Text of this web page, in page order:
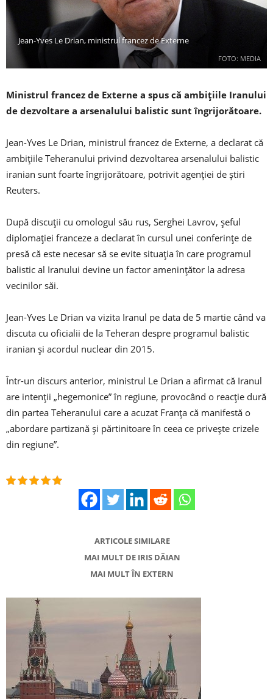
FOTO: MEDIA
Jean-Yves Le Drian, ministrul francez de Externe
Ministrul francez de Externe a spus că ambiţiile Iranului
de dezvoltare a arsenalului balistic sunt îngrijorătoare.
Jean-Yves Le Drian, ministrul francez de Externe, a declarat că
ambiţiile Teheranului privind dezvoltarea arsenalului balistic
iranian sunt foarte îngrijorătoare, potrivit agenţiei de ştiri
Reuters.
După discuţii cu omologul său rus, Serghei Lavrov, șeful
diplomației franceze a declarat în cursul unei conferinţe de
presă că este necesar să se evite situaţia în care programul
balistic al Iranului devine un factor ameninţător la adresa
vecinilor săi.
Jean-Yves Le Drian va vizita Iranul pe data de 5 martie când va
discuta cu oficialii de la Teheran despre programul balistic
iranian şi acordul nuclear din 2015.
Într-un discurs anterior, ministrul Le Drian a afirmat că Iranul
are intenţii „hegemonice” în regiune, provocând o reacţie dură
din partea Teheranului care a acuzat Franţa că manifestă o
„abordare partizană şi părtinitoare în ceea ce priveşte crizele
din regiune”.
ARTICOLE SIMILARE
MAI MULT DE IRIS DĂIAN
MAI MULT ÎN EXTERN